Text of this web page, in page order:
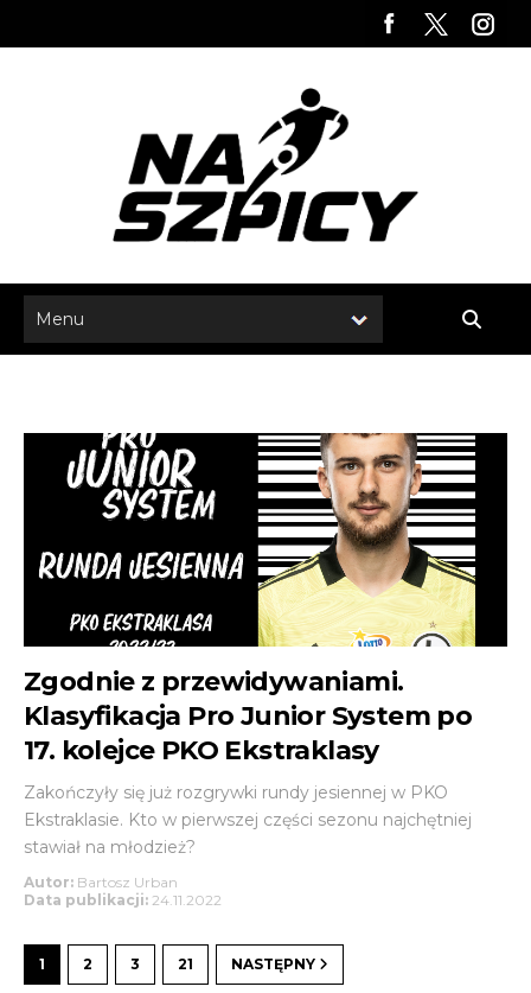
Zgodnie z przewidywaniami.
Klasyfikacja Pro Junior System po
17. kolejce PKO Ekstraklasy
Zakończyły się już rozgrywki rundy jesiennej w PKO
Ekstraklasie. Kto w pierwszej części sezonu najchętniej
stawiał na młodzież?
Autor: Bartosz Urban
Data publikacji: 24.11.2022
1 2 3 21 NASTĘPNY